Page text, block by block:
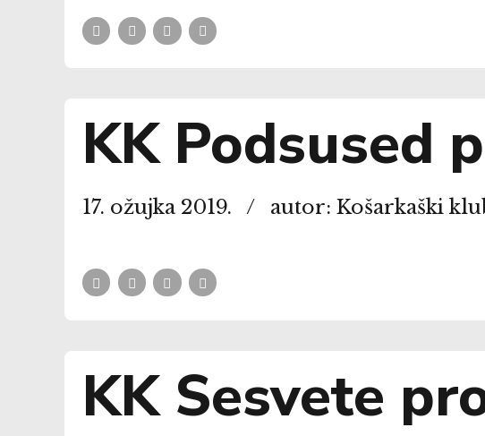
KK Podsused
17. ožujka 2019. autor: Košarkaški
KK Sesvete